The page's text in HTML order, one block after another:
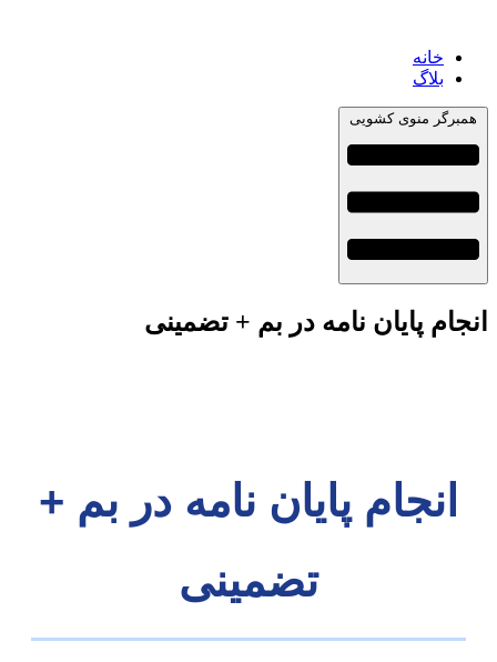
خانه
بلاگ
همبرگر منوی کشویی
انجام پایان نامه در بم + تضمینی
انجام پایان نامه در بم +
تضمینی